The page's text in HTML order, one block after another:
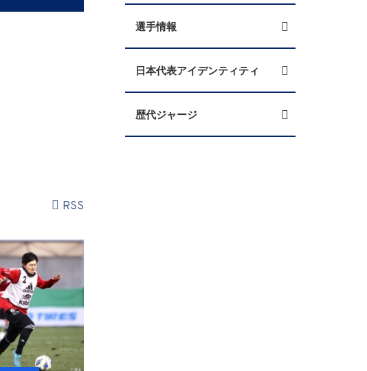
RSS
選手情報
日本代表アイデンティティ
歴代ジャージ